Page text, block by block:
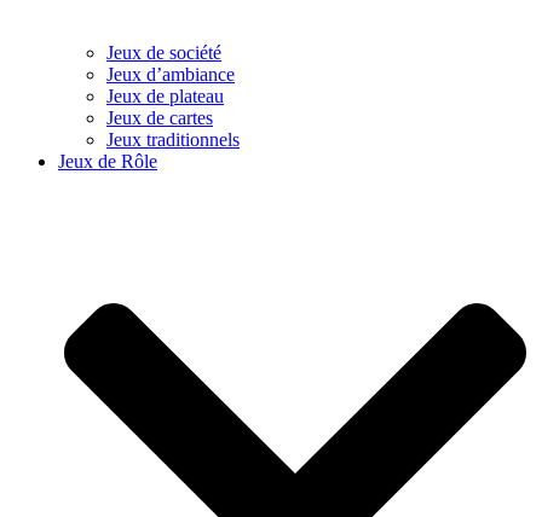
Jeux de société
Jeux d’ambiance
Jeux de plateau
Jeux de cartes
Jeux traditionnels
Jeux de Rôle